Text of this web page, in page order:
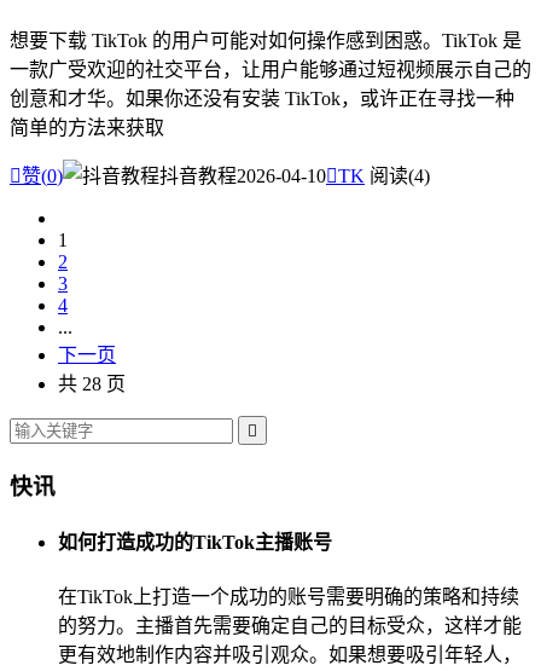
想要下载 TikTok 的用户可能对如何操作感到困惑。TikTok 是
一款广受欢迎的社交平台，让用户能够通过短视频展示自己的
创意和才华。如果你还没有安装 TikTok，或许正在寻找一种
简单的方法来获取
赞(0) 抖音教程2026-04-10TK 阅读(4)
1
2
3
4
...
下一页
共 28 页

快讯
如何打造成功的TikTok主播账号
在TikTok上打造一个成功的账号需要明确的策略和持续
的努力。主播首先需要确定自己的目标受众，这样才能
更有效地制作内容并吸引观众。如果想要吸引年轻人，